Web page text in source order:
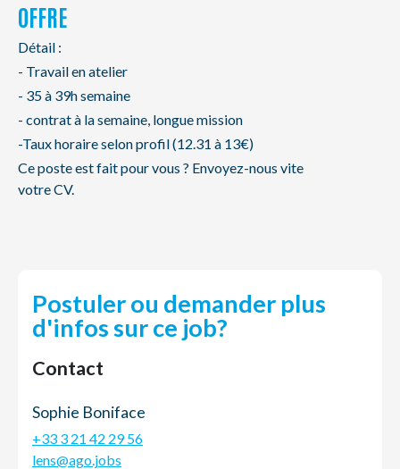
OFFRE
Détail :
- Travail en atelier
- 35 à 39h semaine
- contrat à la semaine, longue mission
-Taux horaire selon profil (12.31 à 13€)
Ce poste est fait pour vous ? Envoyez-nous vite
votre CV.
Postuler ou demander plus
d'infos sur ce job?
Contact
Sophie Boniface
+33 3 21 42 29 56
lens@ago.jobs